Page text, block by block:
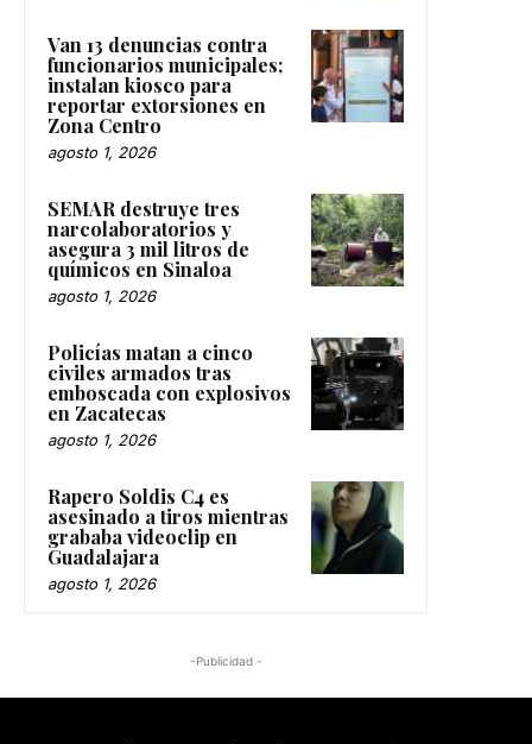
Van 13 denuncias contra
funcionarios municipales;
instalan kiosco para
reportar extorsiones en
Zona Centro
agosto 1, 2026
SEMAR destruye tres
narcolaboratorios y
asegura 3 mil litros de
químicos en Sinaloa
agosto 1, 2026
Policías matan a cinco
civiles armados tras
emboscada con explosivos
en Zacatecas
agosto 1, 2026
Rapero Soldis C4 es
asesinado a tiros mientras
grababa videoclip en
Guadalajara
agosto 1, 2026
-Publicidad -